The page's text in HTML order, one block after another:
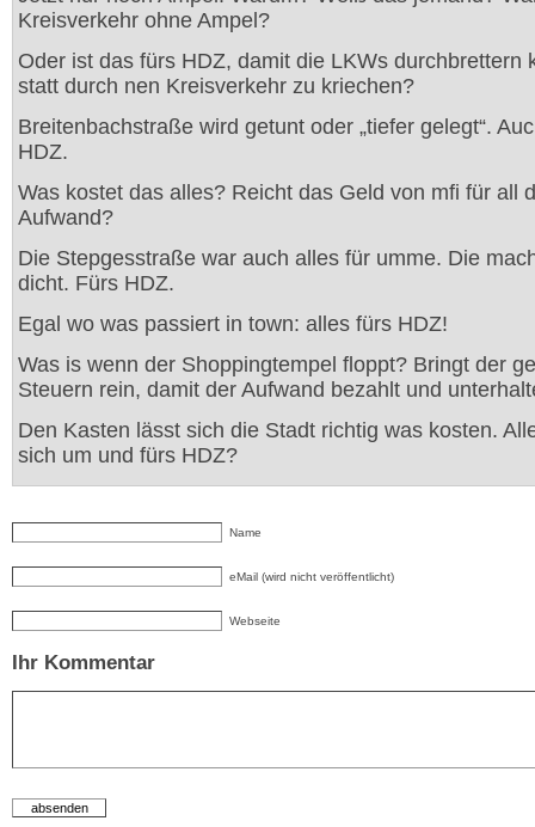
Kreisverkehr ohne Ampel?
Oder ist das fürs HDZ, damit die LKWs durchbrettern
statt durch nen Kreisverkehr zu kriechen?
Breitenbachstraße wird getunt oder „tiefer gelegt“.
HDZ.
Was kostet das alles? Reicht das Geld von mfi für all
Aufwand?
Die Stepgesstraße war auch alles für umme. Die
dicht. Fürs HDZ.
Egal wo was passiert in town: alles fürs HDZ!
Was is wenn der Shoppingtempel floppt? Bringt der
Steuern rein, damit der Aufwand bezahlt und
Den Kasten lässt sich die Stadt richtig was kosten.
sich um und fürs HDZ?
Name
eMail (wird nicht veröffentlicht)
Webseite
Ihr Kommentar